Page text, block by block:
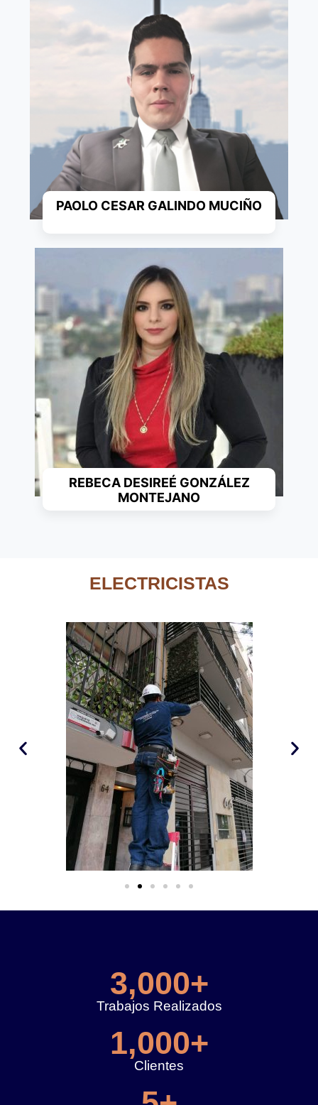
PAOLO CESAR GALINDO MUCIÑO
REBECA DESIREÉ GONZÁLEZ
MONTEJANO
ELECTRICISTAS
Trabajos Realizados
3,000+
Clientes
1,000+